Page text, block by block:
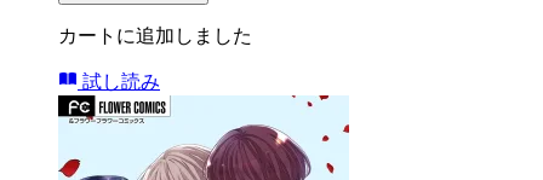
カートに追加しました
試し読み